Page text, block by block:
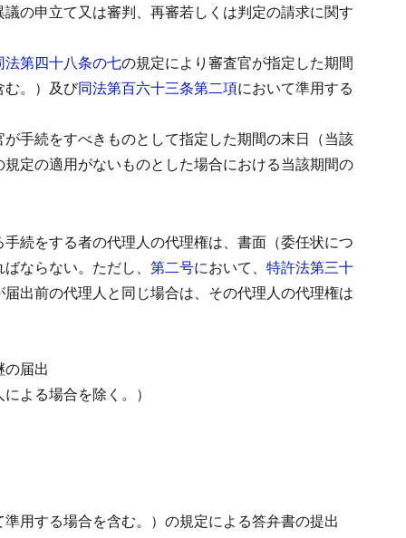
の申立て又は審判、再審若しくは判定の請求に関す
法第四十八条の七の規定により審査官が指定した期間
む。）及び同法第百六十三条第二項において準用する
手続をすべきものとして指定した期間の末日（当該
規定の適用がないものとした場合における当該期間の
続をする者の代理人の代理権は、書面（委任状につ
ならない。 ただし、 第二号において、 特許法第三十
出前の代理人と同じ場合は、その代理人の代理権は
届出
よる場合を除く。）
準用する場合を含む。）の規定による答弁書の提出